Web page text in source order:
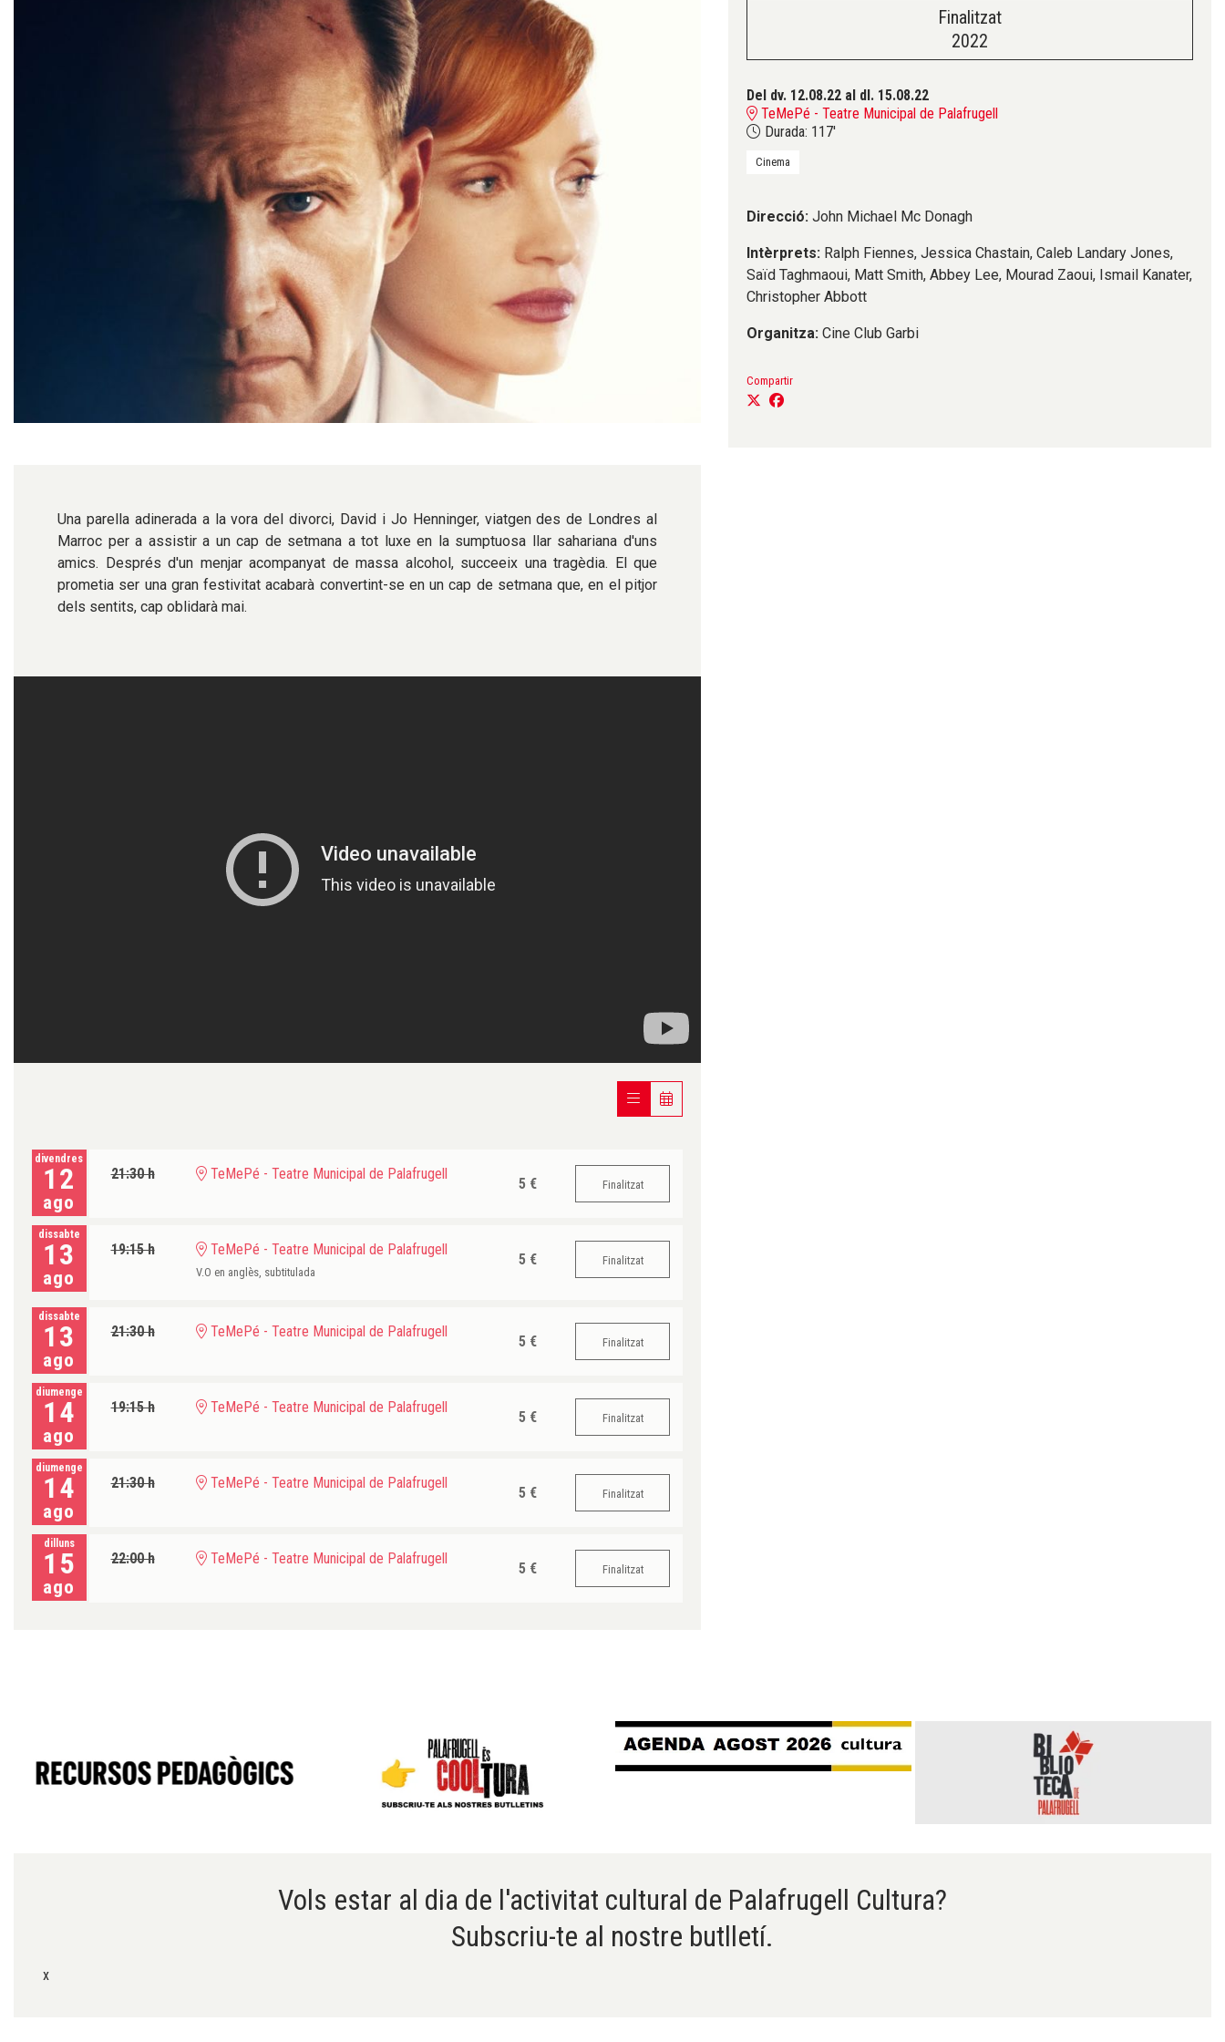
Finalitzat
2022
Del dv. 12.08.22 al dl. 15.08.22
TeMePé - Teatre Municipal de Palafrugell
Durada: 117'
Cinema
Direcció: John Michael Mc Donagh
Intèrprets: Ralph Fiennes, Jessica Chastain, Caleb Landary Jones,
Saïd Taghmaoui, Matt Smith, Abbey Lee, Mourad Zaoui, Ismail Kanater,
Christopher Abbott
Organitza: Cine Club Garbi
Compartir
Una parella adinerada a la vora del divorci, David i Jo Henninger, viatgen des de Londres al
Marroc per a assistir a un cap de setmana a tot luxe en la sumptuosa llar sahariana d'uns
amics. Després d'un menjar acompanyat de massa alcohol, succeeix una tragèdia. El que
prometia ser una gran festivitat acabarà convertint-se en un cap de setmana que, en el pitjor
dels sentits, cap oblidarà mai.
divendres
12
ago
21:30 h TeMePé - Teatre Municipal de Palafrugell
5 € Finalitzat
dissabte
13
ago
19:15 h TeMePé - Teatre Municipal de Palafrugell
V.O en anglès, subtitulada
5 € Finalitzat
dissabte
13
ago
21:30 h TeMePé - Teatre Municipal de Palafrugell
5 € Finalitzat
diumenge
14
ago
19:15 h TeMePé - Teatre Municipal de Palafrugell
5 € Finalitzat
diumenge
14
ago
21:30 h TeMePé - Teatre Municipal de Palafrugell
5 € Finalitzat
dilluns
15
ago
22:00 h TeMePé - Teatre Municipal de Palafrugell
5 € Finalitzat
Vols estar al dia de l'activitat cultural de Palafrugell Cultura?
Subscriu-te al nostre butlletí.
x